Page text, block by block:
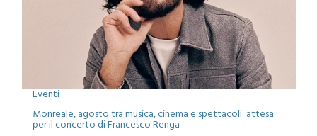
Eventi
Monreale, agosto tra musica, cinema e spettacoli: attesa
per il concerto di Francesco Renga